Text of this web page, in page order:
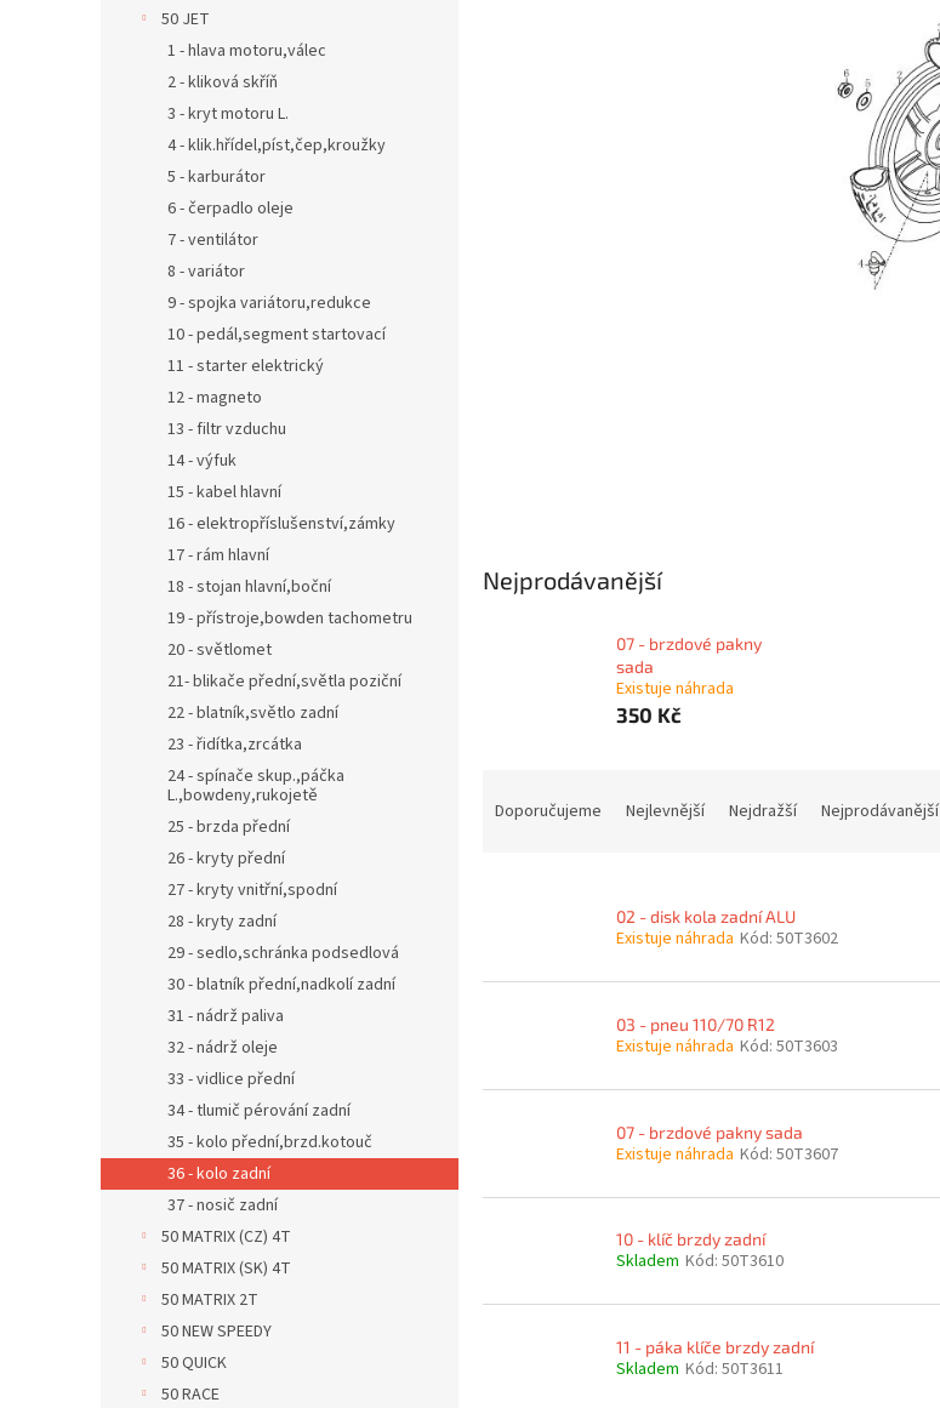
50 JET
1 - hlava motoru,válec
2 - kliková skříň
3 - kryt motoru L.
4 - klik.hřídel,píst,čep,kroužky
5 - karburátor
6 - čerpadlo oleje
7 - ventilátor
8 - variátor
9 - spojka variátoru,redukce
10 - pedál,segment startovací
11 - starter elektrický
12 - magneto
13 - filtr vzduchu
14 - výfuk
15 - kabel hlavní
16 - elektropříslušenství,zámky
17 - rám hlavní
18 - stojan hlavní,boční
19 - přístroje,bowden tachometru
20 - světlomet
21- blikače přední,světla poziční
22 - blatník,světlo zadní
23 - řidítka,zrcátka
24 - spínače skup.,páčka
L.,bowdeny,rukojetě
25 - brzda přední
26 - kryty přední
27 - kryty vnitřní,spodní
28 - kryty zadní
29 - sedlo,schránka podsedlová
30 - blatník přední,nadkolí zadní
31 - nádrž paliva
32 - nádrž oleje
33 - vidlice přední
34 - tlumič pérování zadní
35 - kolo přední,brzd.kotouč
36 - kolo zadní
37 - nosič zadní
50 MATRIX (CZ) 4T
50 MATRIX (SK) 4T
50 MATRIX 2T
50 NEW SPEEDY
50 QUICK
50 RACE
Nejprodávanější
07 - brzdové pakny
sada
Existuje náhrada
350 Kč
Doporučujeme Nejlevnější Nejdražší Nejprodávanější
ů
02 - disk kola zadní ALU
Existuje náhrada Kód: 50T3602
03 - pneu 110/70 R12
Existuje náhrada Kód: 50T3603
07 - brzdové pakny sada
Existuje náhrada Kód: 50T3607
10 - klíč brzdy zadní
Skladem Kód: 50T3610
11 - páka klíče brzdy zadní
Skladem Kód: 50T3611